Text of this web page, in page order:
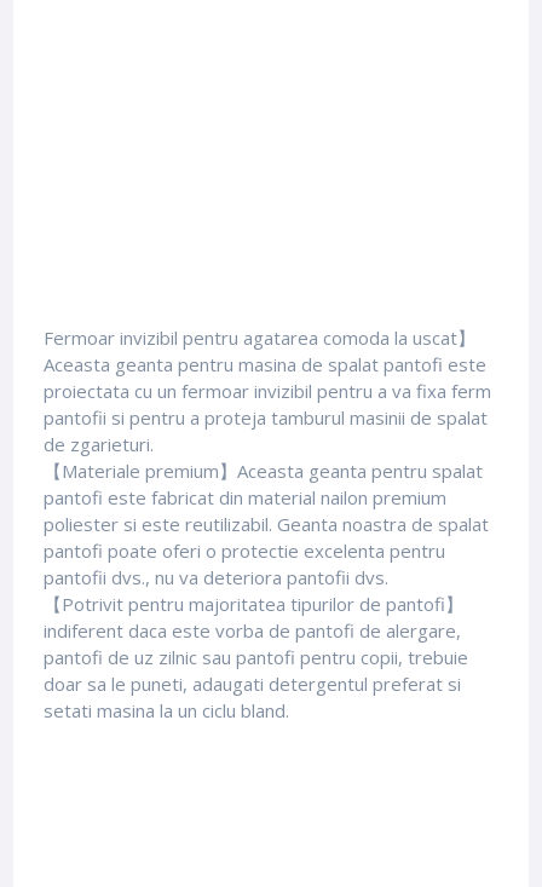
Fermoar invizibil pentru agatarea comoda la uscat】
Aceasta geanta pentru masina de spalat pantofi este
proiectata cu un fermoar invizibil pentru a va fixa ferm
pantofii si pentru a proteja tamburul masinii de spalat
de zgarieturi.
【Materiale premium】Aceasta geanta pentru spalat
pantofi este fabricat din material nailon premium
poliester si este reutilizabil. Geanta noastra de spalat
pantofi poate oferi o protectie excelenta pentru
pantofii dvs., nu va deteriora pantofii dvs.
【Potrivit pentru majoritatea tipurilor de pantofi】
indiferent daca este vorba de pantofi de alergare,
pantofi de uz zilnic sau pantofi pentru copii, trebuie
doar sa le puneti, adaugati detergentul preferat si
setati masina la un ciclu bland.